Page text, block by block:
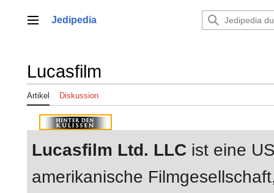
springenHauptmenü
Jedipedia
Lucasfilm
Artikel Diskussion
Lucasfilm Ltd. LLC ist eine
amerikanische